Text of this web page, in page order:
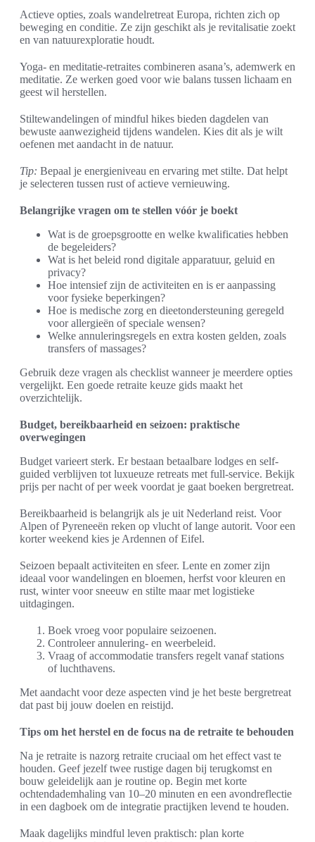
Actieve opties, zoals wandelretreat Europa, richten zich op
beweging en conditie. Ze zijn geschikt als je revitalisatie zoekt
en van natuurexploratie houdt.
Yoga- en meditatie-retraites combineren asana’s, ademwerk en
meditatie. Ze werken goed voor wie balans tussen lichaam en
geest wil herstellen.
Stiltewandelingen of mindful hikes bieden dagdelen van
bewuste aanwezigheid tijdens wandelen. Kies dit als je wilt
oefenen met aandacht in de natuur.
Tip: Bepaal je energieniveau en ervaring met stilte. Dat helpt
je selecteren tussen rust of actieve vernieuwing.
Belangrijke vragen om te stellen vóór je boekt
Wat is de groepsgrootte en welke kwalificaties hebben
de begeleiders?
Wat is het beleid rond digitale apparatuur, geluid en
privacy?
Hoe intensief zijn de activiteiten en is er aanpassing
voor fysieke beperkingen?
Hoe is medische zorg en dieetondersteuning geregeld
voor allergieën of speciale wensen?
Welke annuleringsregels en extra kosten gelden, zoals
transfers of massages?
Gebruik deze vragen als checklist wanneer je meerdere opties
vergelijkt. Een goede retraite keuze gids maakt het
overzichtelijk.
Budget, bereikbaarheid en seizoen: praktische
overwegingen
Budget varieert sterk. Er bestaan betaalbare lodges en self-
guided verblijven tot luxueuze retreats met full-service. Bekijk
prijs per nacht of per week voordat je gaat boeken bergretreat.
Bereikbaarheid is belangrijk als je uit Nederland reist. Voor
Alpen of Pyreneeën reken op vlucht of lange autorit. Voor een
korter weekend kies je Ardennen of Eifel.
Seizoen bepaalt activiteiten en sfeer. Lente en zomer zijn
ideaal voor wandelingen en bloemen, herfst voor kleuren en
rust, winter voor sneeuw en stilte maar met logistieke
uitdagingen.
Boek vroeg voor populaire seizoenen.
Controleer annulering- en weerbeleid.
Vraag of accommodatie transfers regelt vanaf stations
of luchthavens.
Met aandacht voor deze aspecten vind je het beste bergretreat
dat past bij jouw doelen en reistijd.
Tips om het herstel en de focus na de retraite te behouden
Na je retraite is nazorg retraite cruciaal om het effect vast te
houden. Geef jezelf twee rustige dagen bij terugkomst en
bouw geleidelijk aan je routine op. Begin met korte
ochtendademhaling van 10–20 minuten en een avondreflectie
in een dagboek om de integratie practijken levend te houden.
Maak dagelijks mindful leven praktisch: plan korte